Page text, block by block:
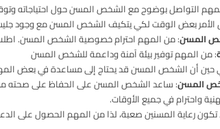
التواصل بوضوح مع الشخص المسن حول احتياجاته
الأمر بعض الوقت لكي يتكيف الشخص المسن مع وجود
المسن: من المهم احترام خصوصية الشخص المسن. اطلب
: من المهم توفير بيئة آمنة وداعمة للشخص المسن
حين أن الشخص المسن قد يحتاج إلى مساعدة في بعض
المسن: ساعد الشخص المسن على الحفاظ على صحته من
واحترام في جميع الأوقات.
رعاية المسنين صعبة، لذا من المهم الحصول على